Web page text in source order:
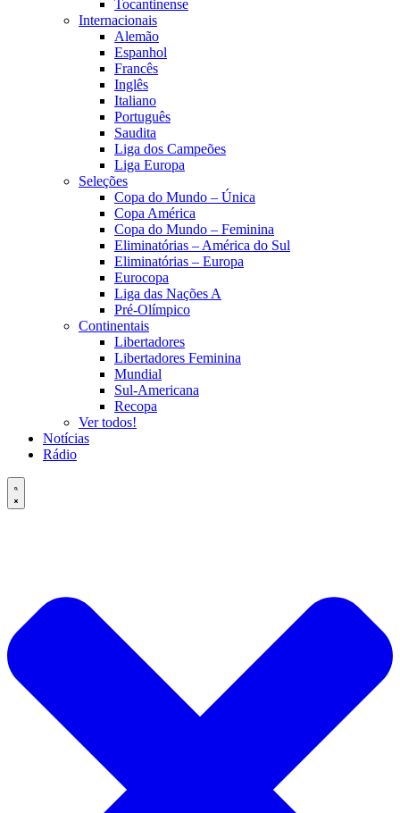
Tocantinense
Internacionais
Alemão
Espanhol
Francês
Inglês
Italiano
Português
Saudita
Liga dos Campeões
Liga Europa
Seleções
Copa do Mundo – Única
Copa América
Copa do Mundo – Feminina
Eliminatórias – América do Sul
Eliminatórias – Europa
Eurocopa
Liga das Nações A
Pré-Olímpico
Continentais
Libertadores
Libertadores Feminina
Mundial
Sul-Americana
Recopa
Ver todos!
Notícias
Rádio